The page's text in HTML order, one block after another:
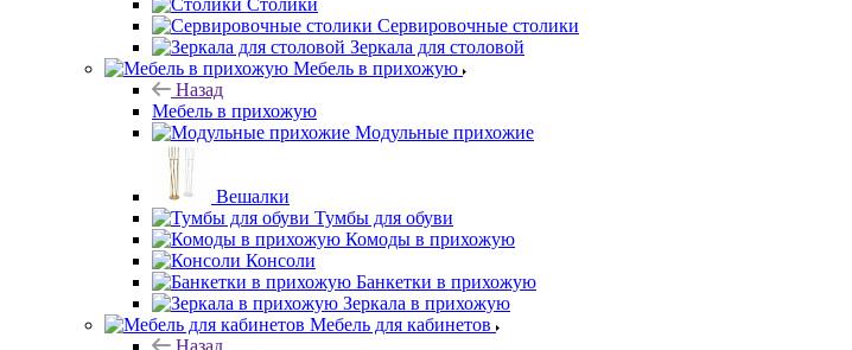
Столики
Сервировочные столики
Зеркала для столовой
Мебель в прихожую
Назад
Мебель в прихожую
Модульные прихожие
Вешалки
Тумбы для обуви
Комоды в прихожую
Консоли
Банкетки в прихожую
Зеркала в прихожую
Мебель для кабинетов
Назад